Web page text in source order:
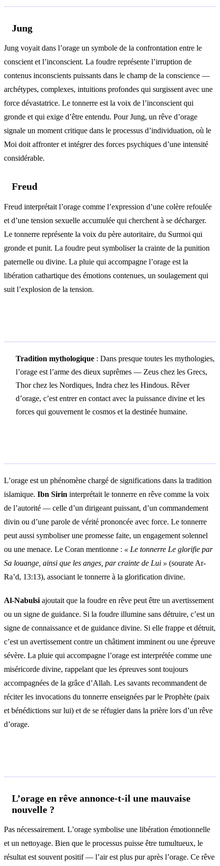
Jung
Jung voyait dans l’orage un symbole de la confrontation entre le
conscient et l’inconscient. La foudre représente l’irruption de
contenus inconscients puissants dans le champ de la conscience —
archétypes, complexes, intuitions profondes qui surgissent avec une
force dévastatrice. Le tonnerre est la voix de l’inconscient qui
gronde et qui exige d’être entendu. Pour Jung, un rêve d’orage
signale un moment critique dans le processus d’individuation, où le
Moi doit affronter et intégrer des forces psychiques d’une intensité
considérable.
Freud
Freud interprétait l’orage comme l’expression d’une colère refoulée
et d’une tension sexuelle accumulée qui cherchent à se décharger.
Le tonnerre représente la voix du père autoritaire, du Surmoi qui
gronde et punit. La foudre peut symboliser la crainte de la punition
paternelle ou divine. La pluie qui accompagne l’orage est la
libération cathartique des émotions contenues, un soulagement qui
suit l’explosion de la tension.
Tradition mythologique : Dans presque toutes les mythologies,
l’orage est l’arme des dieux suprêmes — Zeus chez les Grecs,
Thor chez les Nordiques, Indra chez les Hindous. Rêver
d’orage, c’est entrer en contact avec la puissance divine et les
forces qui gouvernent le cosmos et la destinée humaine.
L’orage est un phénomène chargé de significations dans la tradition
islamique. Ibn Sirin interprétait le tonnerre en rêve comme la voix
de l’autorité — celle d’un dirigeant puissant, d’un commandement
divin ou d’une parole de vérité prononcée avec force. Le tonnerre
peut aussi symboliser une promesse faite, un engagement solennel
ou une menace. Le Coran mentionne : « Le tonnerre Le glorifie par
Sa louange, ainsi que les anges, par crainte de Lui » (sourate Ar-
Ra’d, 13:13), associant le tonnerre à la glorification divine.
Al-Nabulsi ajoutait que la foudre en rêve peut être un avertissement
ou un signe de guidance. Si la foudre illumine sans détruire, c’est un
signe de connaissance et de guidance divine. Si elle frappe et détruit,
c’est un avertissement contre un châtiment imminent ou une épreuve
sévère. La pluie qui accompagne l’orage est interprétée comme une
miséricorde divine, rappelant que les épreuves sont toujours
accompagnées de la grâce d’Allah. Les savants recommandent de
réciter les invocations du tonnerre enseignées par le Prophète (paix
et bénédictions sur lui) et de se réfugier dans la prière lors d’un rêve
d’orage.
L’orage en rêve annonce-t-il une mauvaise
nouvelle ?
Pas nécessairement. L’orage symbolise une libération émotionnelle
et un nettoyage. Bien que le processus puisse être tumultueux, le
résultat est souvent positif — l’air est plus pur après l’orage. Ce rêve